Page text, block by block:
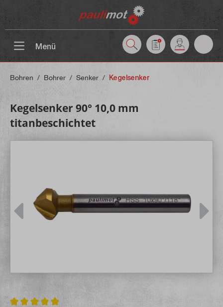
Menü
Bohren / Bohrer / Senker / Kegelsenker
Kegelsenker 90° 10,0 mm
titanbeschichtet